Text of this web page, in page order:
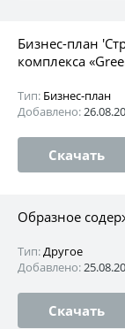
Бизнес-план
комплекса
Тип: Бизнес-план
Добавлено:
Скачать
Образное
Тип:Другое
Добавлено:
Скачать